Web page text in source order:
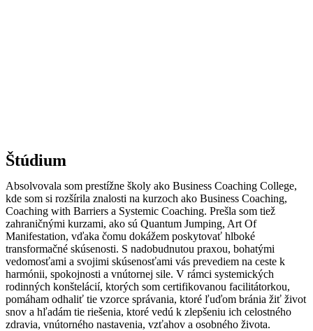
Štúdium
Absolvovala som prestížne školy ako Business Coaching College,
kde som si rozšírila znalosti na kurzoch ako Business Coaching,
Coaching with Barriers a Systemic Coaching. Prešla som tiež
zahraničnými kurzami, ako sú Quantum Jumping, Art Of
Manifestation, vďaka čomu dokážem poskytovať hlboké
transformačné skúsenosti. S nadobudnutou praxou, bohatými
vedomosťami a svojimi skúsenosťami vás prevediem na ceste k
harmónii, spokojnosti a vnútornej sile. V rámci systemických
rodinných konštelácií, ktorých som certifikovanou facilitátorkou,
pomáham odhaliť tie vzorce správania, ktoré ľuďom bránia žiť život
snov a hľadám tie riešenia, ktoré vedú k zlepšeniu ich celostného
zdravia, vnútorného nastavenia, vzťahov a osobného života.